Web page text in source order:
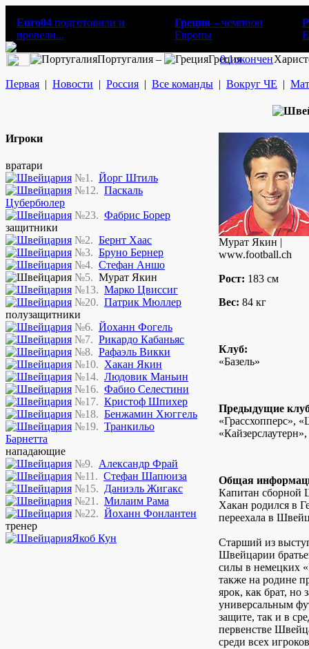
Euro04 подготовили и
провели...
Греция – чемпион
Европы
Португалия – Греция
0:1окончен
Первая | Новости | Россия | Все команды | Вокруг ЧЕ |
Игроки
вратари
№1. Йорг Штиль
№12. Паскаль
Цубербюлер
№23. Фабрис Борер
защитники
№2. Бернт Хаас
№3. Бруно Бернер
№4. Стефан Аншо
№5. Мурат Якин
№13. Марко Цвиссиг
№20. Патрик Мюллер
полузащитники
№6. Йоханн Фогель
№7. Рикардо Кабаньяс
№8. Рафаэль Викки
№10. Хакан Якин
№14. Людовик Маньин
№16. Фабио Селестини
№17. Кристоф Шпихер
№18. Бенжамин Хюггель
№19. Транкильо
Барнетта
нападающие
№9. Александр Фрай
№11. Стефан Шапюиза
№15. Даниэль Жигакс
№21. Милаим Рама
№22. Йоханн Фонлантен
тренер
Якоб Кун
Мурат Якин |
www.football.ch
Рост: 183 см
Вес: 84 кг
Клуб:
«Базель»
Предыдущие
«Грассхопперс»,
Общая
Капитан сборной
Хакан родился в
переехала в
Старший из
Швейцарии
силы в немецких
также на родине
ярок, как брат, но
универсальным
защите, так и в
первенстве
среди всех